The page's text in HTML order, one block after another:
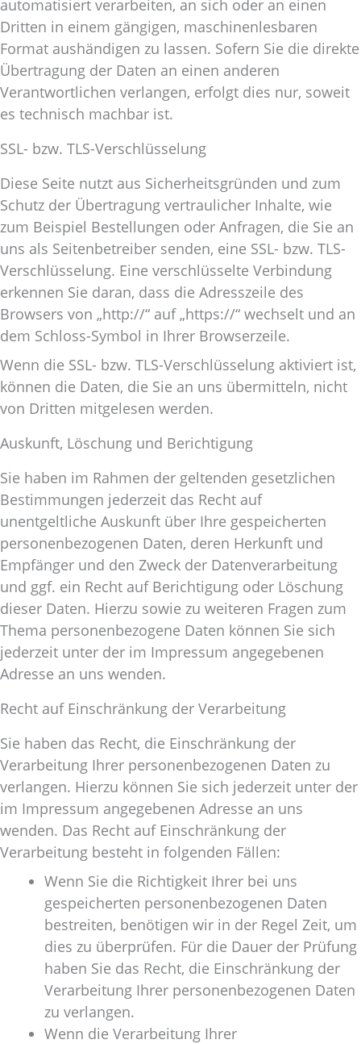
automatisiert verarbeiten, an sich oder an einen
Dritten in einem gängigen, maschinenlesbaren
Format aushändigen zu lassen. Sofern Sie die direkte
Übertragung der Daten an einen anderen
Verantwortlichen verlangen, erfolgt dies nur, soweit
es technisch machbar ist.
SSL- bzw. TLS-Verschlüsselung
Diese Seite nutzt aus Sicherheitsgründen und zum
Schutz der Übertragung vertraulicher Inhalte, wie
zum Beispiel Bestellungen oder Anfragen, die Sie an
uns als Seitenbetreiber senden, eine SSL- bzw. TLS-
Verschlüsselung. Eine verschlüsselte Verbindung
erkennen Sie daran, dass die Adresszeile des
Browsers von „http://“ auf „https://“ wechselt und an
dem Schloss-Symbol in Ihrer Browserzeile.
Wenn die SSL- bzw. TLS-Verschlüsselung aktiviert ist,
können die Daten, die Sie an uns übermitteln, nicht
von Dritten mitgelesen werden.
Auskunft, Löschung und Berichtigung
Sie haben im Rahmen der geltenden gesetzlichen
Bestimmungen jederzeit das Recht auf
unentgeltliche Auskunft über Ihre gespeicherten
personenbezogenen Daten, deren Herkunft und
Empfänger und den Zweck der Datenverarbeitung
und ggf. ein Recht auf Berichtigung oder Löschung
dieser Daten. Hierzu sowie zu weiteren Fragen zum
Thema personenbezogene Daten können Sie sich
jederzeit unter der im Impressum angegebenen
Adresse an uns wenden.
Recht auf Einschränkung der Verarbeitung
Sie haben das Recht, die Einschränkung der
Verarbeitung Ihrer personenbezogenen Daten zu
verlangen. Hierzu können Sie sich jederzeit unter der
im Impressum angegebenen Adresse an uns
wenden. Das Recht auf Einschränkung der
Verarbeitung besteht in folgenden Fällen:
Wenn Sie die Richtigkeit Ihrer bei uns
gespeicherten personenbezogenen Daten
bestreiten, benötigen wir in der Regel Zeit, um
dies zu überprüfen. Für die Dauer der Prüfung
haben Sie das Recht, die Einschränkung der
Verarbeitung Ihrer personenbezogenen Daten
zu verlangen.
Wenn die Verarbeitung Ihrer